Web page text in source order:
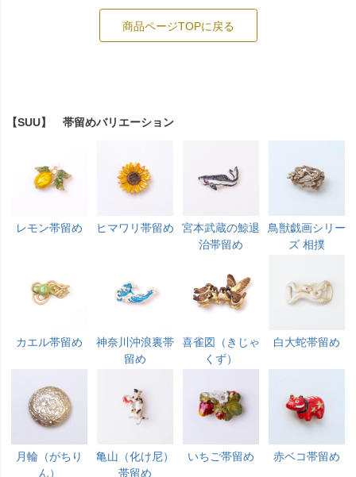
商品ページTOPに戻る
【SUU】 帯留めバリエーション
レモン帯留め ヒマワリ帯留め
宮本武蔵の鯨退
治帯留め
鳥獣戯画シリー
ズ 相撲
カエル帯留め
神奈川沖浪裏帯
留め
喜雀図（きじゃ
くず）
白大蛇帯留め
月輪（がちり
ん）
亀山（化け尼）
帯留め
いちご帯留め 赤ベコ帯留め